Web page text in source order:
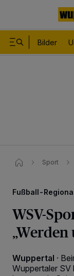
Bilder
Sport
Fußball-
WSV-
„Werden
Wuppertal ·
Wuppertaler SV